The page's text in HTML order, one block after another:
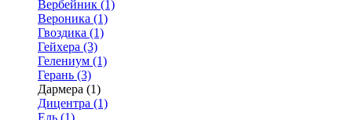
Вербейник (1)
Вероника (1)
Гвоздика (1)
Гейхера (3)
Гелениум (1)
Герань (3)
Дармера (1)
Дицентра (1)
Ель (1)